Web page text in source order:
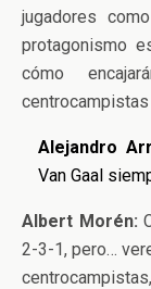
jugadores
protagonismo
cómo
Alejandro
Van Gaal
Albert Morén:
2-3-1, pero…